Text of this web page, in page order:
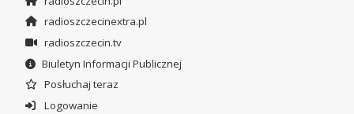
radioszczecinextra.pl
radioszczecin.tv
Biuletyn Informacji Publicznej
Posłuchaj teraz
Logowanie